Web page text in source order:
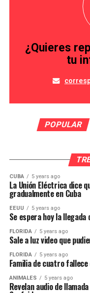
¿Quieres
tu
POPULAR
CUBA 5 years ago
La Unión Eléctrica dice
gradualmente en Cuba
EEUU 5 years ago
Se espera hoy la
FLORIDA 5 years ago
Sale a luz video que
FLORIDA 5 years ago
Familia de cuatro
ANIMALES 5 years ago
Revelan audio de